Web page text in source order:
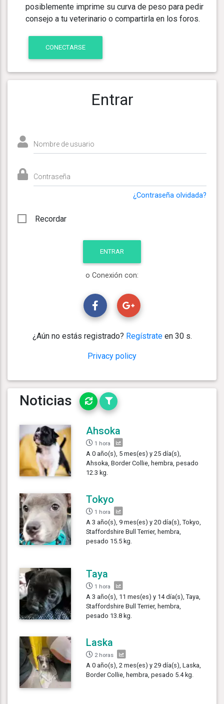
posiblemente imprime su curva de peso para pedir
consejo a tu veterinario o compartirla en los foros.
CONECTARSE
Entrar
Nombre de usuario
Contraseña
¿Contraseña olvidada?
Recordar
o Conexión con:
¿Aún no estás registrado? Regístrateen 30 s.
Privacy policy
Noticias
Ahsoka
1 hora
A 0 año(s), 5 mes(es) y 25 día(s),
Ahsoka, Border Collie, hembra, pesado
12.3 kg.
Tokyo
1 hora
A 3 año(s), 9 mes(es) y 20 día(s), Tokyo,
Staffordshire Bull Terrier, hembra,
pesado 15.5 kg.
Taya
1 hora
A 3 año(s), 11 mes(es) y 14 día(s), Taya,
Staffordshire Bull Terrier, hembra,
pesado 13.8 kg.
Laska
2 horas
A 0 año(s), 2 mes(es) y 29 día(s), Laska,
Border Collie, hembra, pesado 5.4 kg.